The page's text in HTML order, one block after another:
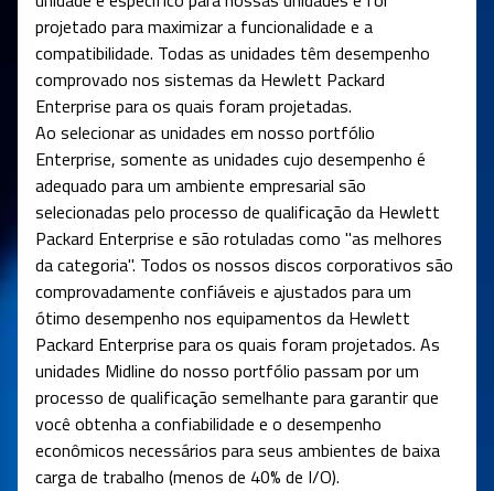
projetado para maximizar a funcionalidade e a
compatibilidade. Todas as unidades têm desempenho
comprovado nos sistemas da Hewlett Packard
Enterprise para os quais foram projetadas.
Ao selecionar as unidades em nosso portfólio
Enterprise, somente as unidades cujo desempenho é
adequado para um ambiente empresarial são
selecionadas pelo processo de qualificação da Hewlett
Packard Enterprise e são rotuladas como "as melhores
da categoria". Todos os nossos discos corporativos são
comprovadamente confiáveis ​​e ajustados para um
ótimo desempenho nos equipamentos da Hewlett
Packard Enterprise para os quais foram projetados. As
unidades Midline do nosso portfólio passam por um
processo de qualificação semelhante para garantir que
você obtenha a confiabilidade e o desempenho
econômicos necessários para seus ambientes de baixa
carga de trabalho (menos de 40% de I/O).